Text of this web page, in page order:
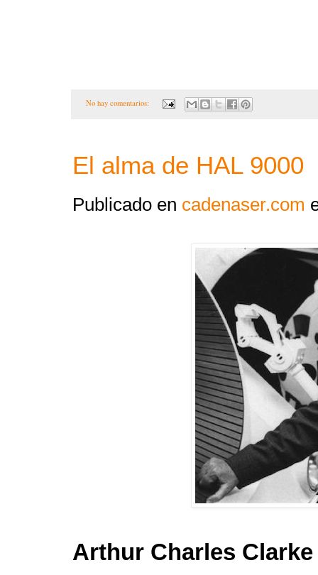
No hay comentarios:
El alma de HAL 9000
Publicado en cadenaser.com
Arthur Charles Clarke